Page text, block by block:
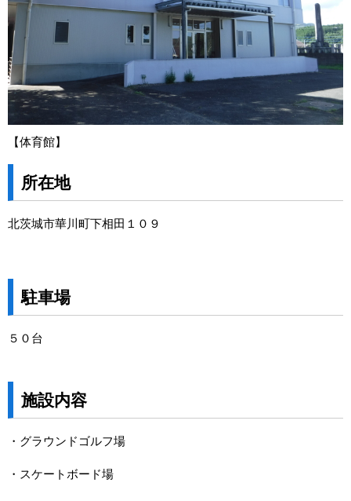
【体育館】
所在地
北茨城市華川町下相田１０９
駐車場
５０台
施設内容
・グラウンドゴルフ場
・スケートボード場